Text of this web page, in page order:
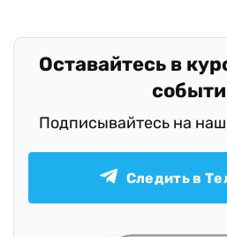
Оставайтесь в
Подписывайтесь на наш
Следить в